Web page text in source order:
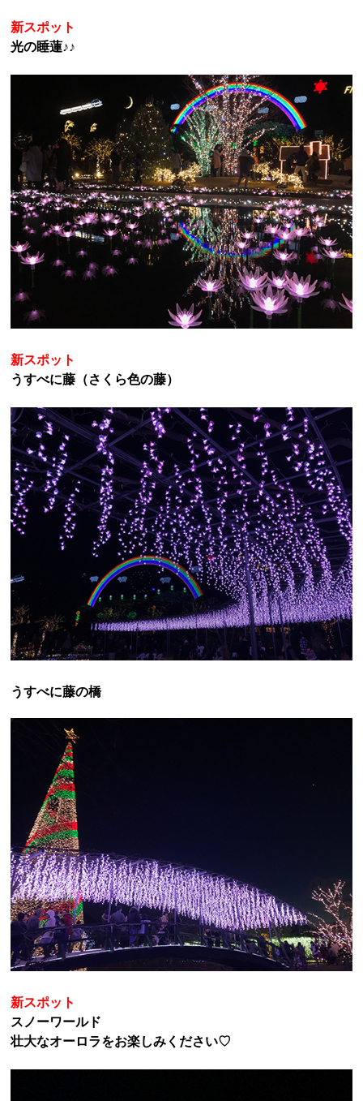
新スポット
光の睡蓮♪♪
新スポット
うすべに藤（さくら色の藤）
うすべに藤の橋
新スポット
スノーワールド
壮大なオーロラをお楽しみください♡